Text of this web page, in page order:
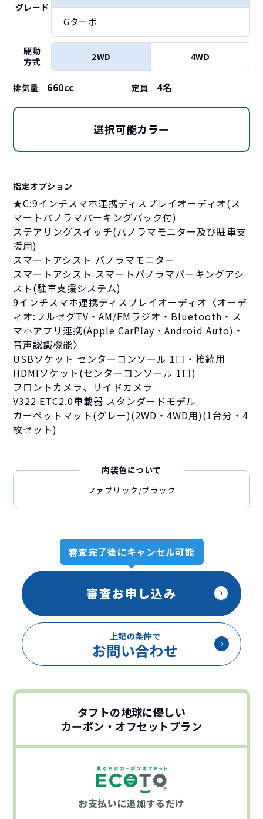
グレード
Gターボ
駆動
方式
2WD 4WD
排気量 660cc 定員 4名
選択可能カラー
指定オプション
★C:9インチスマホ連携ディスプレイオーディオ(ス
マートパノラマパーキングパック付)
ステアリングスイッチ(パノラマモニター及び駐車支
援用)
スマートアシスト パノラマモニター
スマートアシスト スマートパノラマパーキングアシ
スト(駐車支援システム)
9インチスマホ連携ディスプレイオーディオ〈オーデ
ィオ:フルセグTV・AM/FMラジオ・Bluetooth・ス
マホアプリ連携(Apple CarPlay・Android Auto)・
音声認識機能〉
USBソケット センターコンソール 1口・接続用
HDMIソケット(センターコンソール 1口)
フロントカメラ、サイドカメラ
V322 ETC2.0車載器 スタンダードモデル
カーペットマット(グレー)(2WD・4WD用)(1台分・4
枚セット)
内装色について
ファブリック/ブラック
審査完了後にキャンセル可能
審査お申し込み
上記の条件で
お問い合わせ
タフトの地球に優しい
カーボン・オフセットプラン
お支払いに追加するだけ